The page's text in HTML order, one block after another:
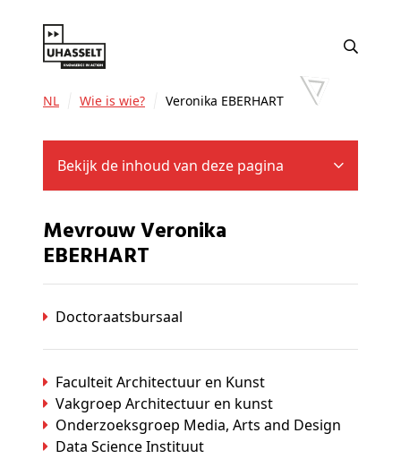
NL Wie is wie? Veronika EBERHART
Bekijk de inhoud van deze pagina
Mevrouw Veronika
EBERHART
Doctoraatsbursaal
Faculteit Architectuur en Kunst
Vakgroep Architectuur en kunst
Onderzoeksgroep Media, Arts and Design
Data Science Instituut